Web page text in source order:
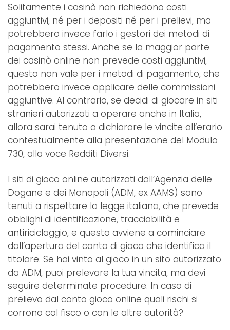
Solitamente i casinò non richiedono costi
aggiuntivi, né per i depositi né per i prelievi, ma
potrebbero invece farlo i gestori dei metodi di
pagamento stessi. Anche se la maggior parte
dei casinò online non prevede costi aggiuntivi,
questo non vale per i metodi di pagamento, che
potrebbero invece applicare delle commissioni
aggiuntive. Al contrario, se decidi di giocare in siti
stranieri autorizzati a operare anche in Italia,
allora sarai tenuto a dichiarare le vincite all’erario
contestualmente alla presentazione del Modulo
730, alla voce Redditi Diversi.
I siti di gioco online autorizzati dall’Agenzia delle
Dogane e dei Monopoli (ADM, ex AAMS) sono
tenuti a rispettare la legge italiana, che prevede
obblighi di identificazione, tracciabilità e
antiriciclaggio, e questo avviene a cominciare
dall’apertura del conto di gioco che identifica il
titolare. Se hai vinto al gioco in un sito autorizzato
da ADM, puoi prelevare la tua vincita, ma devi
seguire determinate procedure. In caso di
prelievo dal conto gioco online quali rischi si
corrono col fisco o con le altre autorità?